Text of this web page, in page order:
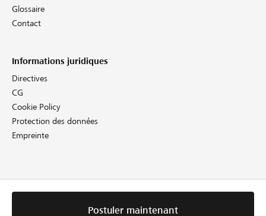
Postuler maintenant
Glossaire
Contact
Informations juridiques
Directives
CG
Cookie Policy
Protection des données
Empreinte